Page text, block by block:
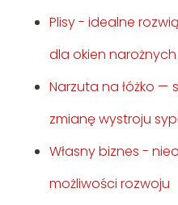
Plisy - idealne
dla okien narożnych
Narzuta na łóżko —
zmianę wystroju
Własny biznes -
możliwości rozwoju